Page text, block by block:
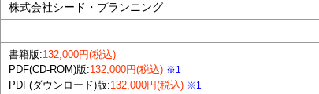
株式会社シード・プランニング
書籍版:132,000円(税込)
PDF(CD-ROM)版:132,000円(税込) ※1
PDF(ダウンロード)版:132,000円(税込) ※1